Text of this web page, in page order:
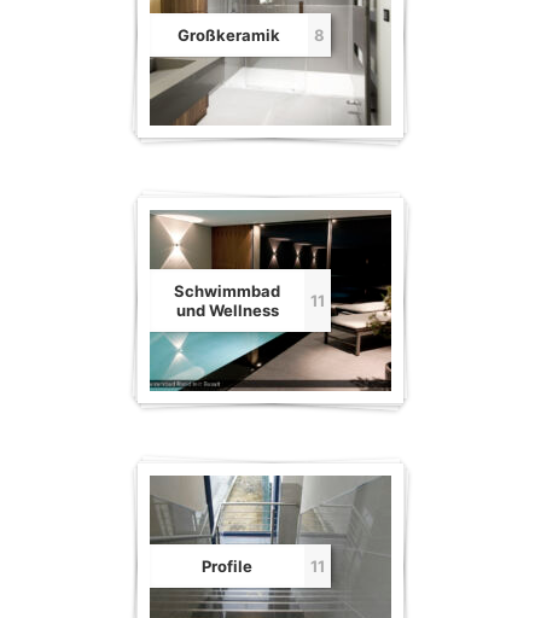
Großkeramik 8
Schwimmbad
und Wellness
11
Profile 11